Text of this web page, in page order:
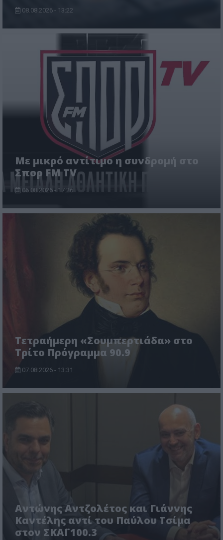
08.08.2026 - 13:22
Με μικρό αντίτιμο η συνδρομή στο
Σπορ FM TV
06.08.2026 - 17:26
Τετραήμερη «Σουμπερτιάδα» στο
Τρίτο Πρόγραμμα 90.9
07.08.2026 - 13:31
Αντώνης Αντζολέτος και Γιάννης
Καντέλης αντί του Παύλου Τσίμα
στον ΣΚΑΪ 100.3